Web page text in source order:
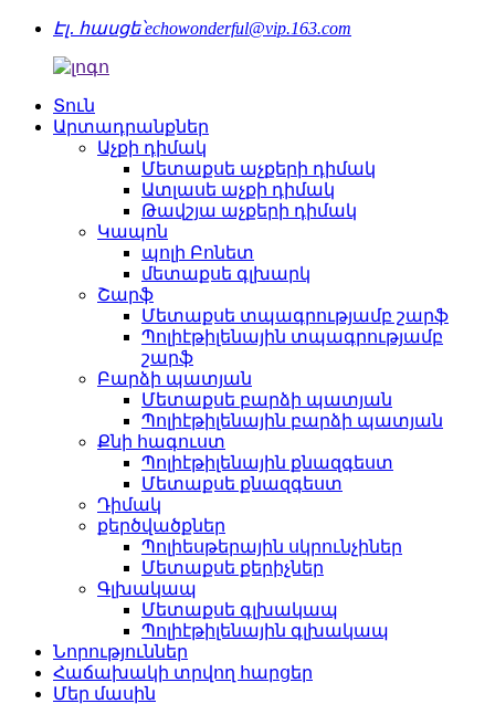
Էլ․ հասցե՝echowonderful@vip.163.com
Տուն
Արտադրանքներ
Աչքի դիմակ
Մետաքսե աչքերի դիմակ
Ատլասե աչքի դիմակ
Թավշյա աչքերի դիմակ
Կապոն
պոլի Բոնետ
մետաքսե գլխարկ
Շարֆ
Մետաքսե տպագրությամբ շարֆ
Պոլիէթիլենային տպագրությամբ
շարֆ
Բարձի պատյան
Մետաքսե բարձի պատյան
Պոլիէթիլենային բարձի պատյան
Քնի հագուստ
Պոլիէթիլենային քնազգեստ
Մետաքսե քնազգեստ
Դիմակ
քերծվածքներ
Պոլիեսթերային սկրունչիներ
Մետաքսե քերիչներ
Գլխակապ
Մետաքսե գլխակապ
Պոլիէթիլենային գլխակապ
Նորություններ
Հաճախակի տրվող հարցեր
Մեր մասին